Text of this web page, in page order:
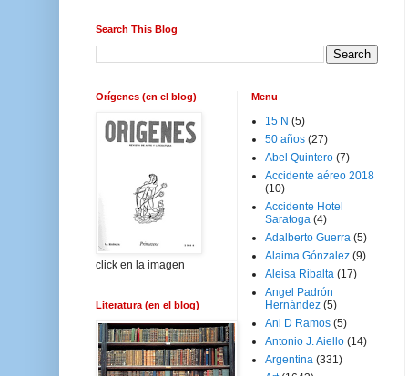
Search This Blog
Orígenes (en el blog)
click en la imagen
Literatura (en el blog)
Menu
15 N (5)
50 años (27)
Abel Quintero (7)
Accidente aéreo 2018
(10)
Accidente Hotel
Saratoga (4)
Adalberto Guerra (5)
Alaima Gónzalez (9)
Aleisa Ribalta (17)
Angel Padrón
Hernández (5)
Ani D Ramos (5)
Antonio J. Aiello (14)
Argentina (331)